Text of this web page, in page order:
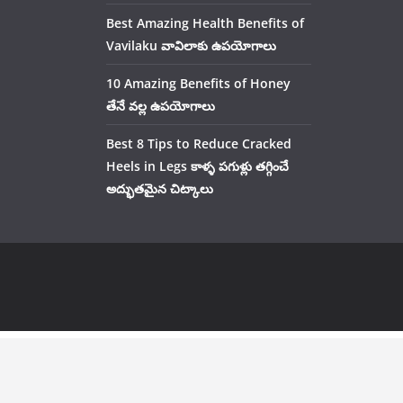
Best Amazing Health Benefits of
Vavilaku వావిలాకు ఉపయోగాలు
10 Amazing Benefits of Honey
తేనే వల్ల ఉపయోగాలు
Best 8 Tips to Reduce Cracked
Heels in Legs కాళ్ళ పగుళ్లు తగ్గించే
అద్భుతమైన చిట్కాలు